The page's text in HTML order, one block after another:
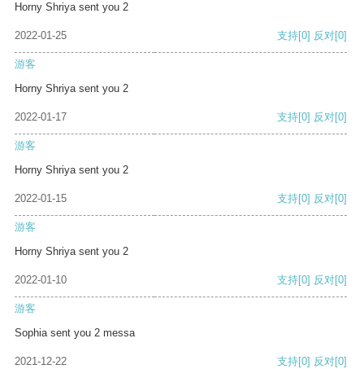
Horny Shriya sent you 2
2022-01-25 支持[0] 反对[0]
游客
Horny Shriya sent you 2
2022-01-17 支持[0] 反对[0]
游客
Horny Shriya sent you 2
2022-01-15 支持[0] 反对[0]
游客
Horny Shriya sent you 2
2022-01-10 支持[0] 反对[0]
游客
Sophia sent you 2 messa
2021-12-22 支持[0] 反对[0]